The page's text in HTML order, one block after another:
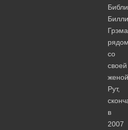
Билли
Грэма
со
своей
женой
Рут,
в
2007